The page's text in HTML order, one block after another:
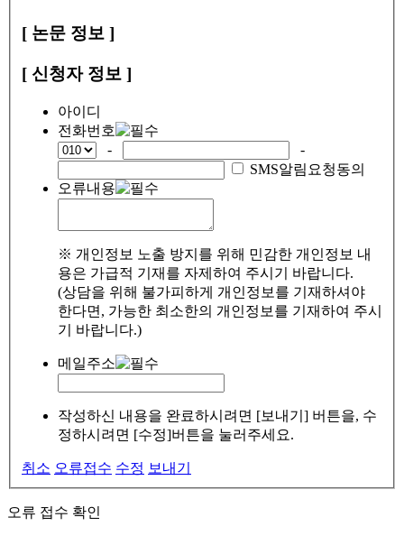
[ 논문 정보 ]
[ 신청자 정보 ]
아이디
전화번호
-
-
SMS알림요청동의
오류내용
※ 개인정보 노출 방지를 위해 민감한 개인정보 내
용은 가급적 기재를 자제하여 주시기 바랍니다.
(상담을 위해 불가피하게 개인정보를 기재하셔야
한다면, 가능한 최소한의 개인정보를 기재하여 주시
기 바랍니다.)
메일주소
작성하신 내용을 완료하시려면 [보내기] 버튼을, 수
정하시려면 [수정]버튼을 눌러주세요.
취소 오류접수 수정 보내기
오류 접수 확인